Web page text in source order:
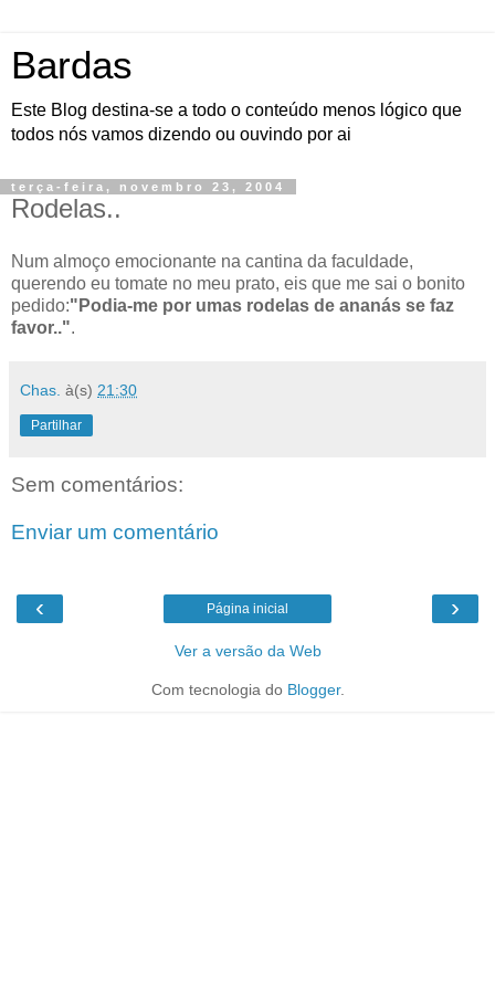
Bardas
Este Blog destina-se a todo o conteúdo menos lógico que
todos nós vamos dizendo ou ouvindo por ai
terça-feira, novembro 23, 2004
Rodelas..
Num almoço emocionante na cantina da faculdade,
querendo eu tomate no meu prato, eis que me sai o bonito
pedido:"Podia-me por umas rodelas de ananás se faz
favor..".
Chas. à(s) 21:30
Partilhar
Sem comentários:
Enviar um comentário
‹ ›
Página inicial
Ver a versão da Web
Com tecnologia do Blogger.